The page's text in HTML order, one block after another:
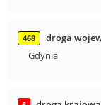
468
droga
Gdynia